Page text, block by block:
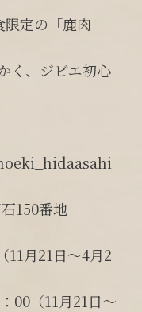
限定の「鹿肉
く、ジビエ初心
150番地
月21日～4月2
（11月21日～